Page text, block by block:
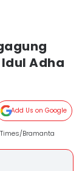
Adha
Add Us on Google
Bramanta